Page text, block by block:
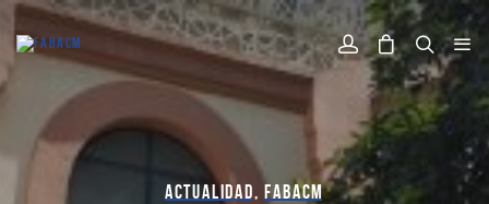
ACTUALIDAD, FABACM